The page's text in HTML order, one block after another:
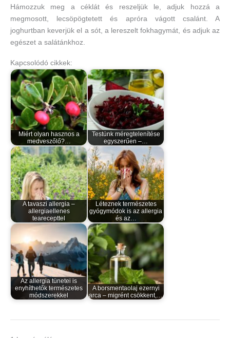
Hámozzuk meg a céklát és reszeljük le, adjuk hozzá a
megmosott, lecsöpögtetett és apróra vágott csalánt. A
joghurtban keverjük el a sót, a lereszelt fokhagymát, és adjuk az
egészet a salátánkhoz.
Kapcsolódó cikkek:
Miért olyan hasznos a
medveszőlő?…
Testünk méregtelenítése
egyszerűen –…
A tavaszi allergia –
allergiaellenes
tearecepttel
Léteznek természetes
gyógymódok is az allergia
és az…
Az allergia tünetei is
enyhíthetők természetes
módszerekkel
A borsmentaolaj ezernyi
arca – migrént csökkent,…